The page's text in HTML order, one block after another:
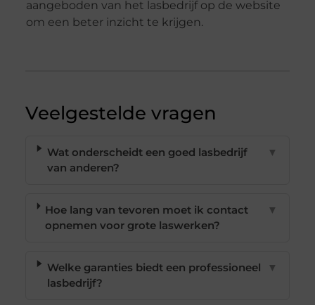
aangeboden van het lasbedrijf op de website
om een beter inzicht te krijgen.
Veelgestelde vragen
Wat onderscheidt een goed lasbedrijf
van anderen?
▼
Hoe lang van tevoren moet ik contact
opnemen voor grote laswerken?
▼
Welke garanties biedt een professioneel
lasbedrijf?
▼